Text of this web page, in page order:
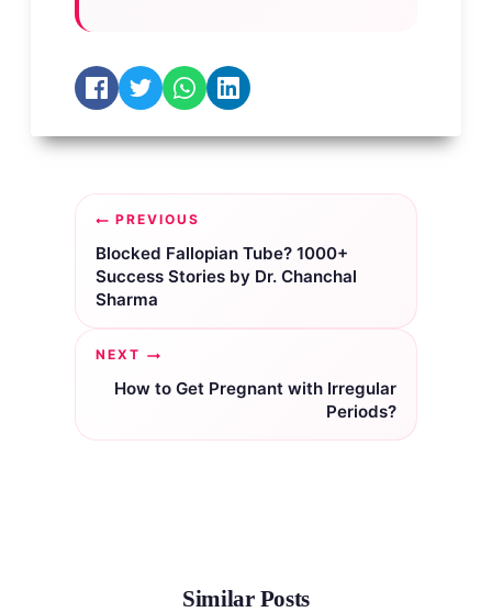
Post
navigation
PREVIOUS
Blocked Fallopian Tube? 1000+
Success Stories by Dr. Chanchal
Sharma
NEXT
How to Get Pregnant with Irregular
Periods?
Similar Posts